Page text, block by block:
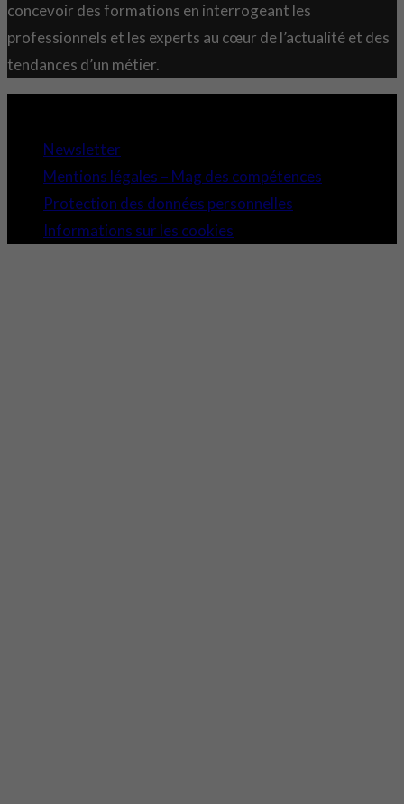
concevoir des formations en interrogeant les
professionnels et les experts au cœur de l’actualité et des
tendances d’un métier.
Newsletter
Mentions légales – Mag des compétences
Protection des données personnelles
Informations sur les cookies